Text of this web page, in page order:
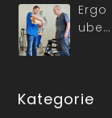
ube…
Kategorie